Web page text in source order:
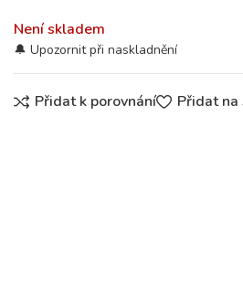
Není skladem
Přidat k porovnání Přidat na